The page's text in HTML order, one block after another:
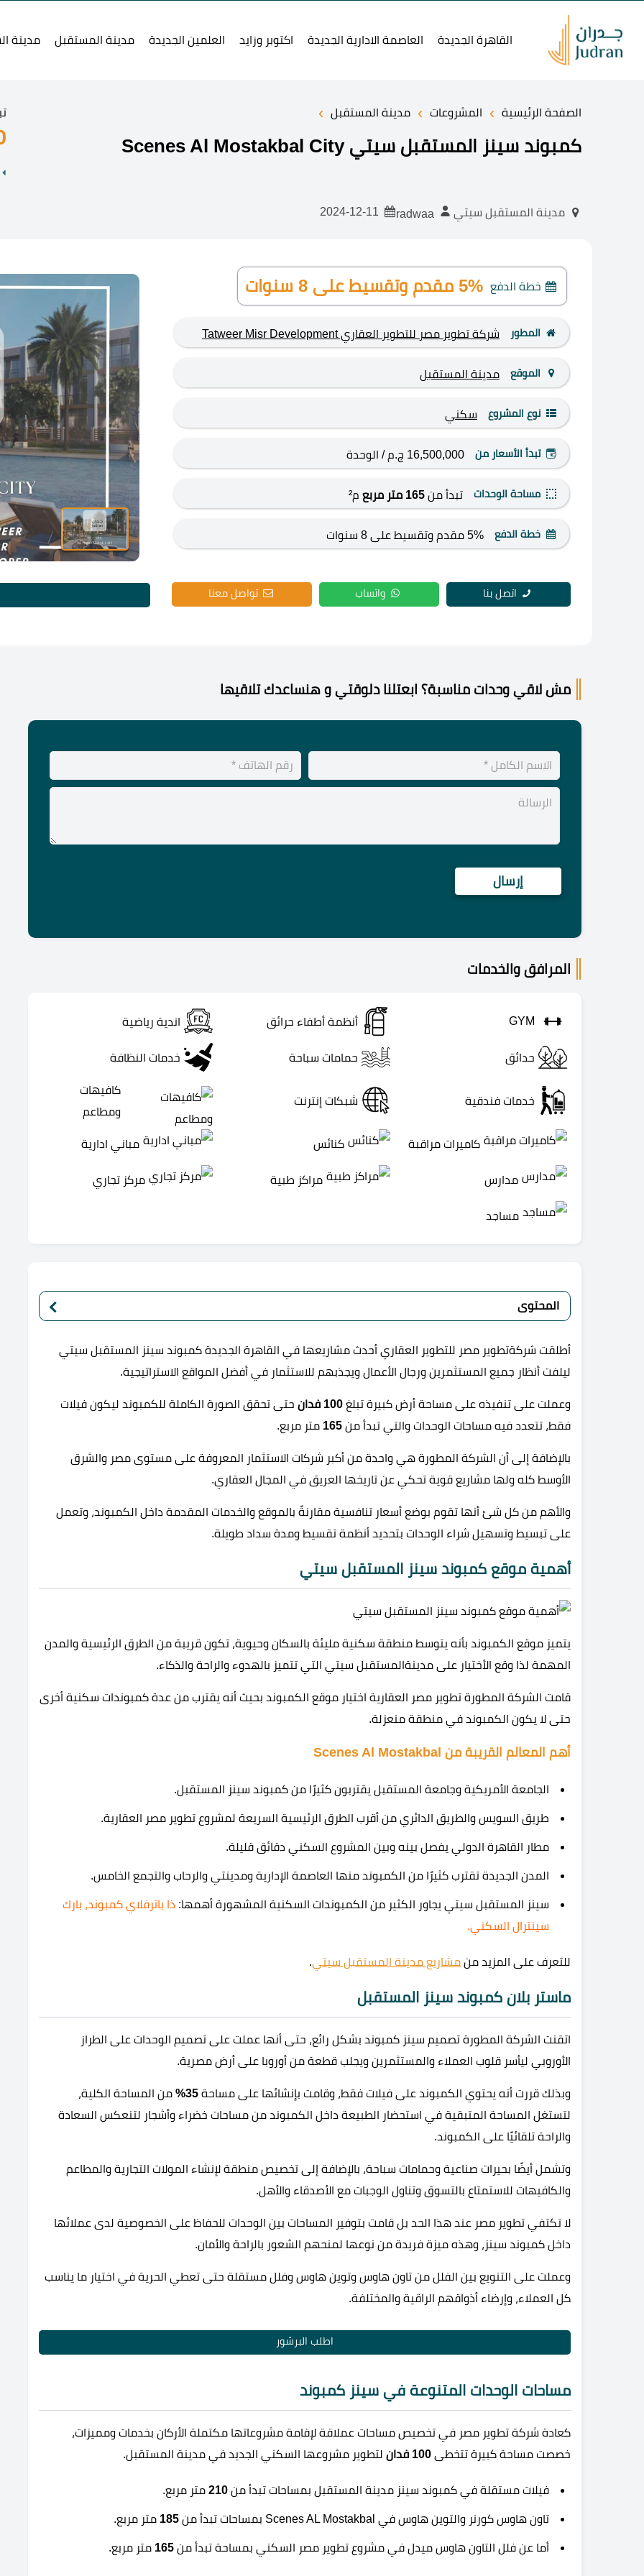
القاهرة الجديدة العاصمة الادارية الجديدة اكتوبر وزايد العلمين الجديدة مدينة المستقبل مدينة
الصفحة الرئيسية › المشروعات › مدينة المستقبل ›
كمبوند سينز المستقبل سيتي Scenes Al Mostakbal City
مدينة المستقبل سيتي
خطة الدفع 5% مقدم وتقسيط على 8 سنوات
المطور شركة تطوير مصر للتطوير العقاري Tatweer Misr Development
الموقع مدينة المستقبل
نوع المشروع سكني
تبدأ الأسعار من 16,500,000 ج.م / الوحدة
مساحة الوحدات تبدأ من165 متر مربع م²
خطة الدفع 5% مقدم وتقسيط على 8 سنوات
اتصل بنا واتساب تواصل معنا
مش لاقي وحدات مناسبة؟ ابعتلنا دلوقتي و هنساعدك تلاقيها
المرافق والخدمات
GYM أنظمة أطفاء حرائق اندية رياضية
حدائق حمامات سباحة خدمات النظافة
خدمات فندقية شبكات إنترنت
كافيهات
ومطاعم
كاميرات مراقبة كنائس مباني ادارية
مدارس مراكز طبية مركز تجاري
مساجد
المحتوى
أطلقت شركةتطوير مصر للتطوير العقاري أحدث مشاريعها في القاهرة الجديدة كمبوند سينز المستقبل سيتي
ليلفت أنظار جميع المستثمرين ورجال الأعمال ويجذبهم للاستثمار في أفضل المواقع الاستراتيجية.
وعملت على تنفيذه على مساحة أرض كبيرة تبلغ
حتى تحقق الصورة الكاملة للكمبوند ليكون فيلات
فقط، تتعدد فيه مساحات الوحدات والتي تبدأ من 165 متر مربع.
بالإضافة إلى أن الشركة المطورة هي واحدة من أكبر شركات الاستثمار المعروفة على مستوى مصر والشرق
الأوسط كله ولها مشاريع قوية تحكي عن تاريخها العريق في المجال العقاري.
والأهم من كل شئ أنها تقوم بوضع أسعار تنافسية مقارنةً بالموقع والخدمات المقدمة داخل الكمبوند، وتعمل
على تبسيط وتسهيل شراء الوحدات بتحديد أنظمة تقسيط ومدة سداد طويلة.
أهمية موقع كمبوند سينز المستقبل سيتي
يتميز موقع الكمبوند بأنه يتوسط منطقة سكنية مليئة بالسكان وحيوية، تكون قريبة من الطرق الرئيسية والمدن
المهمة لذا وقع الأختيار على مدينةالمستقبل سيتي التي تتميز بالهدوء والراحة والذكاء.
قامت الشركة المطورة تطوير مصر العقارية اختيار موقع الكمبوند بحيث أنه يقترب من عدة كمبوندات سكنية أخرى
حتى لا يكون الكمبوند في منطقة منعزلة.
أهم المعالم القريبة من Scenes Al Mostakbal
الجامعة الأمريكية وجامعة المستقبل يقتربون كثيرًا من كمبوند سينز المستقبل.
طريق السويس والطريق الدائري من أقرب الطرق الرئيسية السريعة لمشروع تطوير مصر العقارية.
مطار القاهرة الدولي يفصل بينه وبين المشروع السكني دقائق قليلة.
المدن الجديدة تقترب كثيرًا من الكمبوند منها العاصمة الإدارية ومدينتي والرحاب والتجمع الخامس.
سينز المستقبل سيتي يجاور الكثير من الكمبوندات السكنية المشهورة أهمها: ذا باترفلاي كمبوند، بارك
سينترال السكني.
للتعرف على المزيد من مشاريع مدينة المستقبل سيتي.
ماستر بلان كمبوند سينز المستقبل
اتقنت الشركة المطورة تصميم سينز كمبوند بشكل رائع، حتى أنها عملت على تصميم الوحدات على الطراز
الأوروبي ليأسر قلوب العملاء والمستثمرين ويجلب قطعة من أوروبا على أرض مصرية.
وبذلك قررت أنه يحتوي الكمبوند على فيلات فقط، وقامت بإنشائها على مساحة 35%
من المساحة الكلية،
لتستغل المساحة المتبقية في استحضار الطبيعة داخل الكمبوند من مساحات خضراء وأشجار لتنعكس السعادة
والراحة تلقائيًا على الكمبوند.
وتشمل أيضًا بحيرات صناعية وحمامات سباحة، بالإضافة إلى تخصيص منطقة لإنشاء المولات التجارية والمطاعم
والكافيهات للاستمتاع بالتسوق وتناول الوجبات مع الأصدقاء والأهل.
لا تكتفي تطوير مصر عند هذا الحد بل قامت بتوفير المساحات بين الوحدات للحفاظ على الخصوصية لدى عملائها
داخل كمبوند سينز، وهذه ميزة فريدة من نوعها لمنحهم الشعور بالراحة والأمان.
وعملت على التنويع بين الفلل من تاون هاوس وتوين هاوس وفلل مستقلة حتى تعطي الحرية في اختيار ما يناسب
كل العملاء، وإرضاء أذواقهم الراقية والمختلفة.
اطلب البرشور
مساحات الوحدات المتنوعة في سينز كمبوند
كعادة شركة تطوير مصر في تخصيص مساحات عملاقة لإقامة مشروعاتها مكتملة الأركان بخدمات ومميزات،
خصصت مساحة كبيرة تتخطى 100 فدان لتطوير مشروعها السكني الجديد في مدينة المستقبل.
فيلات مستقلة في كمبوند سينز مدينة المستقبل بمساحات تبدأ من 210 متر مربع.
تاون هاوس كورنر والتوين هاوس في Scenes AL Mostakbal بمساحات تبدأ من 185 متر مربع.
أما عن فلل التاون هاوس ميدل في مشروع تطوير مصر السكني بمساحة تبدأ من 165 متر مربع.